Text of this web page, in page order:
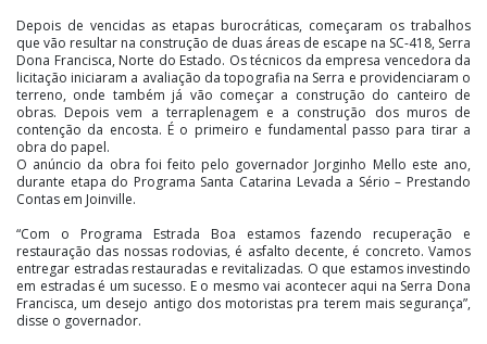
Depois de vencidas as etapas burocráticas, começaram os trabalhos
que vão resultar na construção de duas áreas de escape na SC-418, Serra
Dona Francisca, Norte do Estado. Os técnicos da empresa vencedora da
licitação iniciaram a avaliação da topografia na Serra e providenciaram o
terreno, onde também já vão começar a construção do canteiro de
obras. Depois vem a terraplenagem e a construção dos muros de
contenção da encosta. É o primeiro e fundamental passo para tirar a
obra do papel.
O anúncio da obra foi feito pelo governador Jorginho Mello este ano,
durante etapa do Programa Santa Catarina Levada a Sério – Prestando
Contas em Joinville.
“Com o Programa Estrada Boa estamos fazendo recuperação e
restauração das nossas rodovias, é asfalto decente, é concreto. Vamos
entregar estradas restauradas e revitalizadas. O que estamos investindo
em estradas é um sucesso. E o mesmo vai acontecer aqui na Serra Dona
Francisca, um desejo antigo dos motoristas pra terem mais segurança”,
disse o governador.